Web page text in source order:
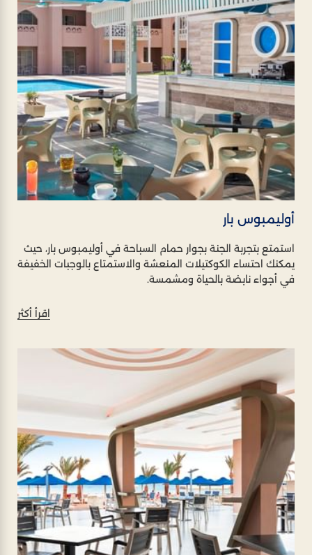
أوليمبوس بار
استمتع بتجربة الجنة بجوار حمام السباحة في أوليمبوس بار، حيث
يمكنك احتساء الكوكتيلات المنعشة والاستمتاع بالوجبات الخفيفة
في أجواء نابضة بالحياة ومشمسة.
اقرأ أكثر